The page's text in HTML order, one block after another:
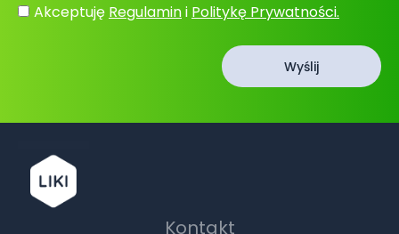
Akceptuję Regulamini Politykę Prywatności.
Wyślij
Kontakt